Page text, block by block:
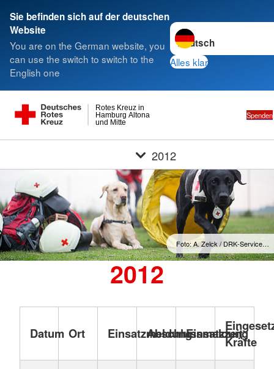
Sie befinden sich auf der deutschen
Website
You are on the German website, you
can use the switch to switch to the
English one
Sprache wechseln zu
Alles klar
und Mitte
Hamburg Altona
Rotes Kreuz in
Spenden
2012
Foto: A. Zelck / DRK-Service…
2012
Datum Ort Einsatzmeldung
Abschlussmeldung
Einsatzzeit
Kräfte